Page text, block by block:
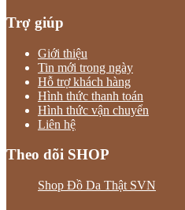
Trợ giúp
Giới thiệu
Tin mới trong ngày
Hỗ trợ khách hàng
Hình thức thanh toán
Hình thức vận chuyển
Liên hệ
Theo dõi SHOP
Shop Đồ Da Thật SVN